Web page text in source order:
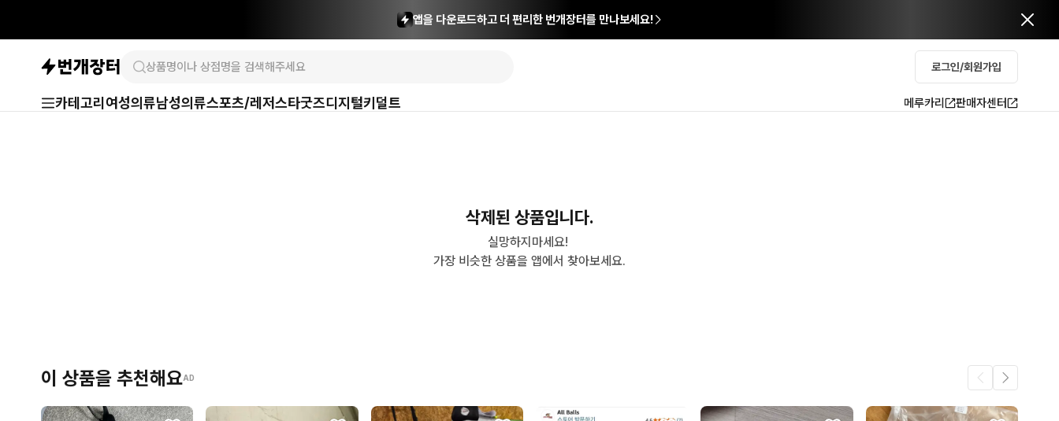
앱을 다운로드하고 더 편리한 번개장터를 만나보세요!
로그인/회원가입
카테고리 여성의류남성의류스포츠/레저스타굿즈디지털키덜트 메루카리 판매자센터
삭제된 상품입니다.
실망하지마세요!
가장 비슷한 상품을 앱에서 찾아보세요.
이 상품을 추천해요AD